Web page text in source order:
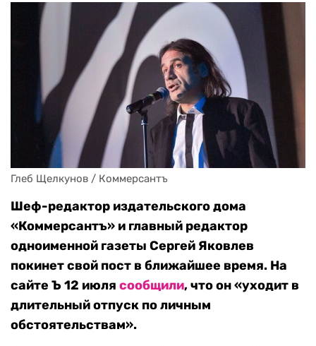
Глеб Щелкунов / Коммерсантъ
Шеф-редактор издательского дома
«Коммерсантъ» и главный редактор
одноименной газеты Сергей Яковлев
покинет свой пост в ближайшее время. На
сайте Ъ 12 июля сообщили, что он «уходит в
длительный отпуск по личным
обстоятельствам».